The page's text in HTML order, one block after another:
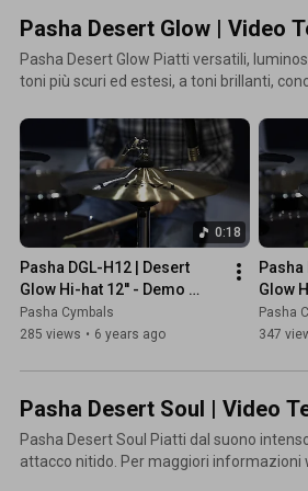
www.pashacymbals.com
Pasha Desert Glow | Video
Pasha Desert Glow Piatti versatili,
toni più scuri ed estesi, a toni brillanti, concentrati e
0:18
Pasha DGL-H12 | Desert
Glow Hi-hat 12'' - Demo
Video Sample | Pasha
Cymbals
Pasha Cymbals
285 views • 6 years ago
Pasha
Glow
Video
Pasha
347
Pasha Desert Soul | Video
Pasha Desert Soul Piatti dal suono
attacco nitido. Per maggiori